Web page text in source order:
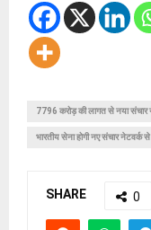
7796 करोड़ की लागत से नया संचार
भारतीय सेना होगी नए संचार नेटवर्क
SHARE 0